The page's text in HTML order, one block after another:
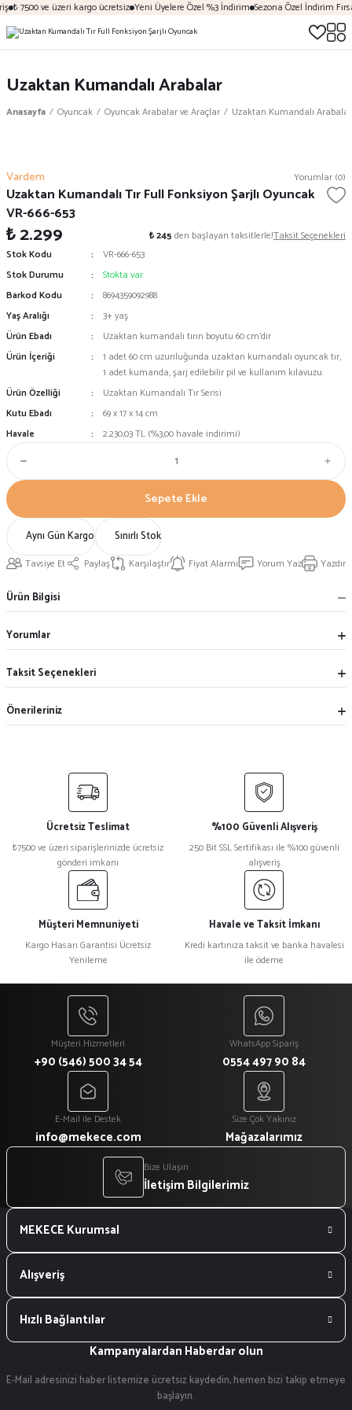
₺ 7500 ve üzeri kargo ücretsiz Yeni Üyelere Özel %3 İndirim Sezona Özel İndirim
Uzaktan Kumandalı Arabalar
Anasayfa Oyuncak Oyuncak Arabalar ve Araçlar Uzaktan Kumandalı Arabalar
Vardem Yorumlar (0)
Uzaktan Kumandalı Tır Full Fonksiyon Şarjlı Oyuncak
VR-666-653
₺ 2.299 ₺ 245 den başlayan taksitlerle!Taksit Seçenekleri
Stok Kodu
VR-666-653
Stok Durumu
Stokta var
Barkod Kodu
8694359092988
Yaş Aralığı
3+ yaş
Ürün Ebadı
Uzaktan kumandalı tırın boyutu 60 cm’dir
Ürün İçeriği
1 adet 60 cm uzunluğunda uzaktan kumandalı oyuncak tır,
1 adet kumanda, şarj edilebilir pil ve kullanım kılavuzu.
Ürün Özelliği
Uzaktan Kumandalı Tır Serisi
Kutu Ebadı
69 x 17 x 14 cm
Havale
2.230,03 TL (%3,00 havale indirimi)
Sepete Ekle
Aynı Gün Kargo Sınırlı Stok
Tavsiye Et Paylaş Karşılaştır Fiyat Alarmı Yorum Yaz Yazdır
Ürün Bilgisi
Yorumlar
Taksit Seçenekleri
Önerileriniz
Ücretsiz Teslimat
₺7500 ve üzeri siparişlerinizde ücretsiz
gönderi imkanı
%100 Güvenli Alışveriş
250 Bit SSL Sertifikası ile %100 güvenli
alışveriş
Müşteri Memnuniyeti
Kargo Hasarı Garantisi Ücretsiz
Yenileme
Havale ve Taksit İmkanı
Kredi kartınıza taksit ve banka havalesi
ile ödeme
Müşteri Hizmetleri
+90 (546) 500 34 54
WhatsApp Sipariş
0554 497 90 84
E-Mail ile Destek
info@mekece.com
Size Çok Yakınız
Mağazalarımız
Bize Ulaşın
İletişim Bilgilerimiz
MEKECE Kurumsal
Alışveriş
Hızlı Bağlantılar
Kampanyalardan Haberdar olun
E-Mail adresinizi haber listemize ücretsiz kaydedin, hemen bizi takip etmeye
başlayın.